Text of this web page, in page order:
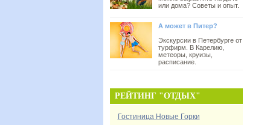
или дома? Советы и опыт.
А может в Питер?
Экскурсии в Петербурге от
турфирм. В Карелию,
метеоры, круизы,
расписание.
РЕЙТИНГ "ОТДЫХ"
Гостиница Новые Горки